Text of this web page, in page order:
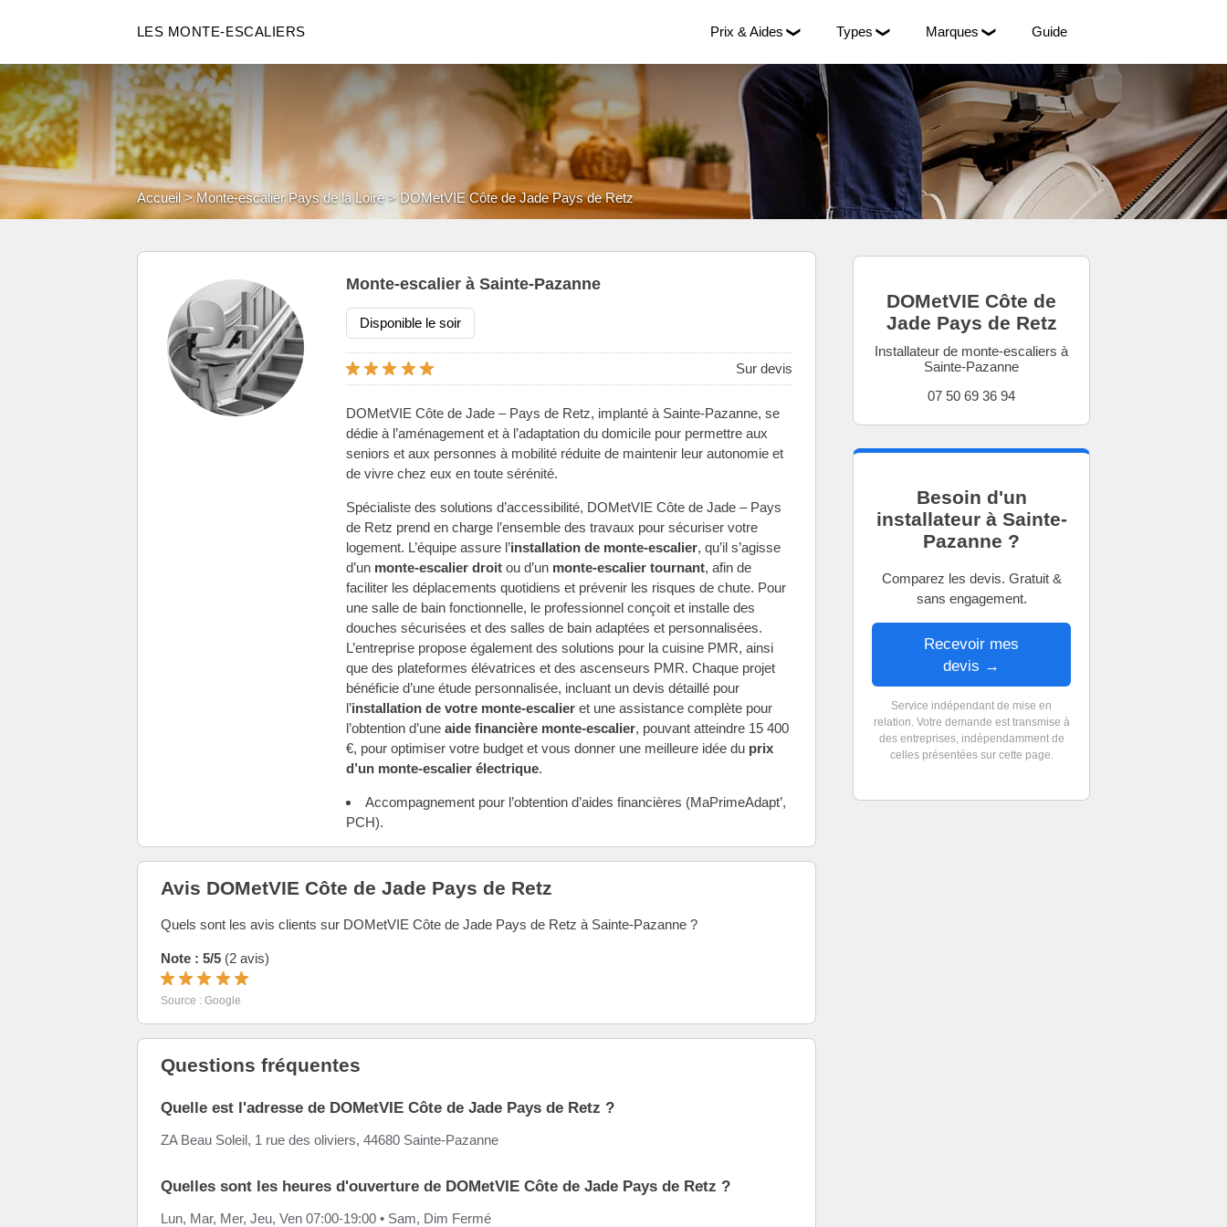
LES MONTE-ESCALIERS Prix & Aides Types Marques Guide
Accueil Monte-escalier Pays de la Loire DOMetVIE Côte de Jade Pays de Retz
DOMetVIE Côte de
Jade Pays de Retz
Installateur de monte-escaliers à
Sainte-Pazanne
07 50 69 36 94
Besoin d'un
installateur à Sainte-
Pazanne ?
Comparez les devis. Gratuit &
sans engagement.
Recevoir mes
devis →
Service indépendant de mise en
relation. Votre demande est transmise à
des entreprises, indépendamment de
celles présentées sur cette page.
Monte-escalier à Sainte-Pazanne
Disponible le soir
Sur devis
DOMetVIE Côte de Jade – Pays de Retz, implanté à Sainte-Pazanne, se
dédie à l’aménagement et à l’adaptation du domicile pour permettre aux
seniors et aux personnes à mobilité réduite de maintenir leur autonomie et
de vivre chez eux en toute sérénité.
Spécialiste des solutions d’accessibilité, DOMetVIE Côte de Jade – Pays
de Retz prend en charge l’ensemble des travaux pour sécuriser votre
logement. L’équipe assure l’installation de monte-escalier, qu’il s’agisse
d’un monte-escalier droit ou d’un monte-escalier tournant, afin de
faciliter les déplacements quotidiens et prévenir les risques de chute. Pour
une salle de bain fonctionnelle, le professionnel conçoit et installe des
douches sécurisées et des salles de bain adaptées et personnalisées.
L’entreprise propose également des solutions pour la cuisine PMR, ainsi
que des plateformes élévatrices et des ascenseurs PMR. Chaque projet
bénéficie d’une étude personnalisée, incluant un devis détaillé pour
l’installation de votre monte-escalier et une assistance complète pour
l’obtention d’une aide financière monte-escalier, pouvant atteindre 15 400
€, pour optimiser votre budget et vous donner une meilleure idée du prix
d’un monte-escalier électrique.
Accompagnement pour l’obtention d’aides financières (MaPrimeAdapt’,
PCH).
Avis DOMetVIE Côte de Jade Pays de Retz
Quels sont les avis clients sur DOMetVIE Côte de Jade Pays de Retz à Sainte-Pazanne ?
Note : 5/5 (2 avis)
Source : Google
Questions fréquentes
Quelle est l'adresse de DOMetVIE Côte de Jade Pays de Retz ?
ZA Beau Soleil, 1 rue des oliviers, 44680 Sainte-Pazanne
Quelles sont les heures d'ouverture de DOMetVIE Côte de Jade Pays de Retz ?
Lun, Mar, Mer, Jeu, Ven 07:00-19:00 • Sam, Dim Fermé